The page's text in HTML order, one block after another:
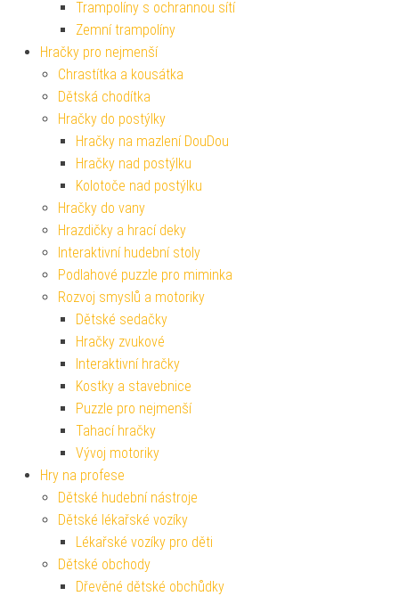
Trampolíny s ochrannou sítí
Zemní trampolíny
Hračky pro nejmenší
Chrastítka a kousátka
Dětská chodítka
Hračky do postýlky
Hračky na mazlení DouDou
Hračky nad postýlku
Kolotoče nad postýlku
Hračky do vany
Hrazdičky a hrací deky
Interaktivní hudební stoly
Podlahové puzzle pro miminka
Rozvoj smyslů a motoriky
Dětské sedačky
Hračky zvukové
Interaktivní hračky
Kostky a stavebnice
Puzzle pro nejmenší
Tahací hračky
Vývoj motoriky
Hry na profese
Dětské hudební nástroje
Dětské lékařské vozíky
Lékařské vozíky pro děti
Dětské obchody
Dřevěné dětské obchůdky